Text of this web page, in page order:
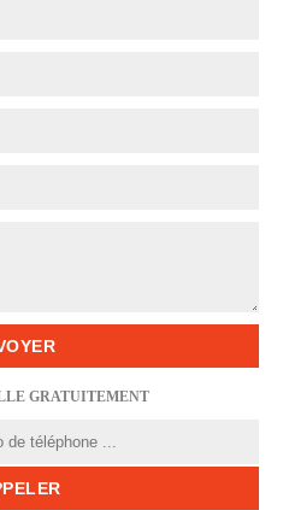
GRATUITEMENT